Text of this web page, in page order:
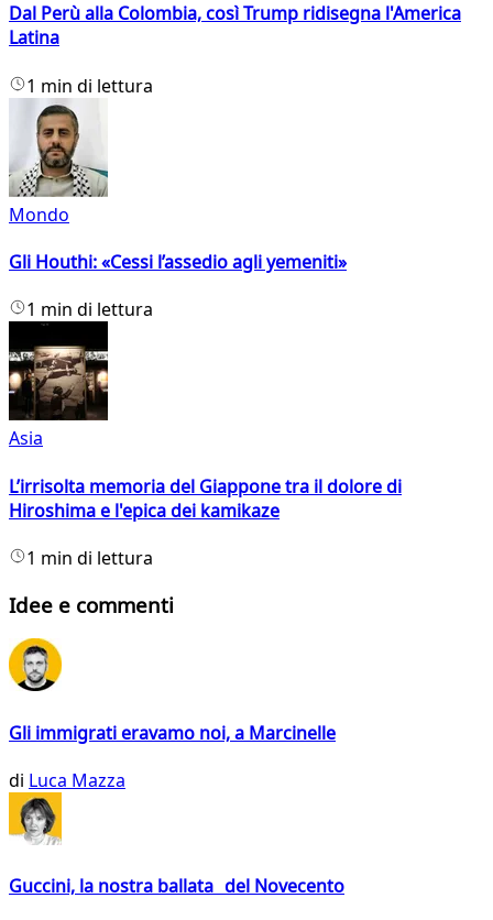
Dal Perù alla Colombia, così Trump ridisegna l'America
Latina
1 min di lettura
Mondo
Gli Houthi: «Cessi l’assedio agli yemeniti»
1 min di lettura
Asia
L’irrisolta memoria del Giappone tra il dolore di
Hiroshima e l'epica dei kamikaze
1 min di lettura
Idee e commenti
Gli immigrati eravamo noi, a Marcinelle
di Luca Mazza
Guccini, la nostra ballata del Novecento